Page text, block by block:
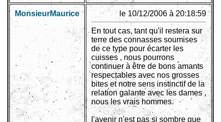
MonsieurMaurice le 10/12/2006 à 20:18:59
En tout cas, tant qu'il restera sur
terre des connasses soumises
de ce type pour écarter les
cuisses , nous pourrons
continuer à être de bons amants
respectables avec nos grosses
bites et notre sens instinctif de la
relation galante avec les dames ,
nous les vrais hommes.
l'avenir n'est pas si sombre que